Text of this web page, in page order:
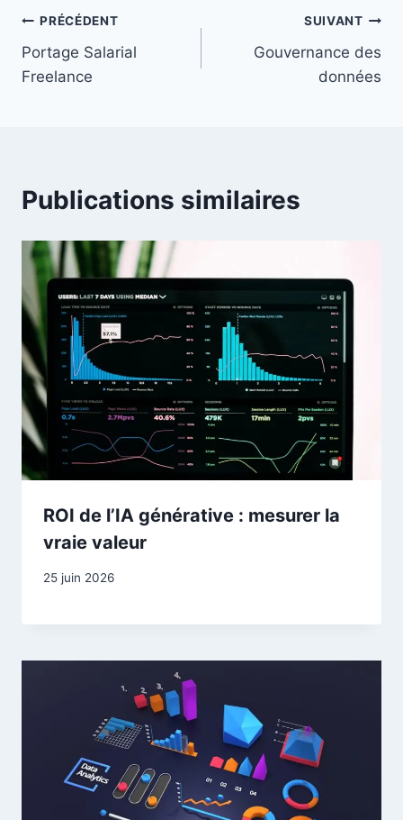
Navigation
de
PRÉCÉDENT
Portage Salarial
Freelance
SUIVANT
Gouvernance des
données
Publications similaires
ROI de l’IA générative : mesurer la
vraie valeur
25 juin 2026